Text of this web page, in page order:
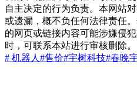
自主决定的行为负责。本网站
或遗漏，概不负任何法律责任
的网页或链接内容可能涉嫌侵
时，可联系本站进行审核删除。
# 机器人 #售价#宇树科技#春晚